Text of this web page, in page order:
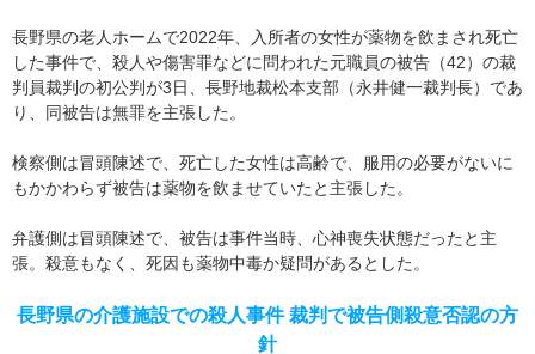
長野県の老人ホームで2022年、入所者の女性が薬物を飲まされ死亡
した事件で、殺人や傷害罪などに問われた元職員の被告（42）の裁
判員裁判の初公判が3日、長野地裁松本支部（永井健一裁判長）であ
り、同被告は無罪を主張した。
検察側は冒頭陳述で、死亡した女性は高齢で、服用の必要がないに
もかかわらず被告は薬物を飲ませていたと主張した。
弁護側は冒頭陳述で、被告は事件当時、心神喪失状態だったと主
張。殺意もなく、死因も薬物中毒か疑問があるとした。
長野県の介護施設での殺人事件 裁判で被告側殺意否認の方
針